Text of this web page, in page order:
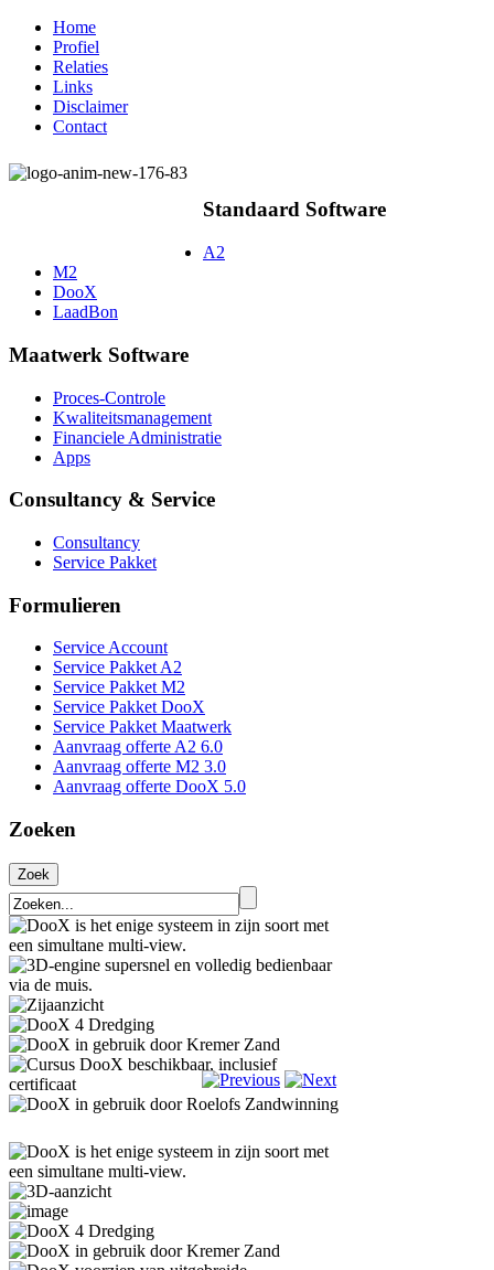
Home
Profiel
Relaties
Links
Disclaimer
Contact
Standaard Software
A2
M2
DooX
LaadBon
Maatwerk Software
Proces-Controle
Kwaliteitsmanagement
Financiele Administratie
Apps
Consultancy & Service
Consultancy
Service Pakket
Formulieren
Service Account
Service Pakket A2
Service Pakket M2
Service Pakket DooX
Service Pakket Maatwerk
Aanvraag offerte A2 6.0
Aanvraag offerte M2 3.0
Aanvraag offerte DooX 5.0
Zoeken